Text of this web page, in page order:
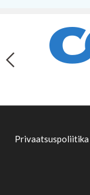
Privaatsuspoliitika